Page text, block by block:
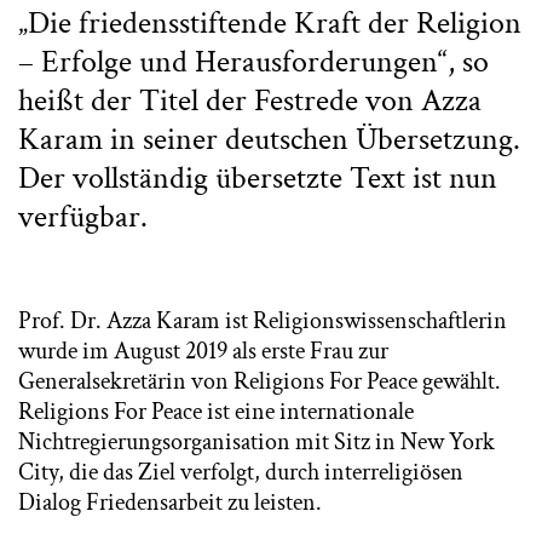
„Die friedensstiftende Kraft der Religion
– Erfolge und Herausforderungen“, so
heißt der Titel der Festrede von Azza
Karam in seiner deutschen Übersetzung.
Der vollständig übersetzte Text ist nun
verfügbar.
Prof. Dr. Azza Karam ist Religionswissenschaftlerin
wurde im August 2019 als erste Frau zur
Generalsekretärin von Religions For Peace gewählt.
Religions For Peace ist eine internationale
Nichtregierungsorganisation mit Sitz in New York
City, die das Ziel verfolgt, durch interreligiösen
Dialog Friedensarbeit zu leisten.